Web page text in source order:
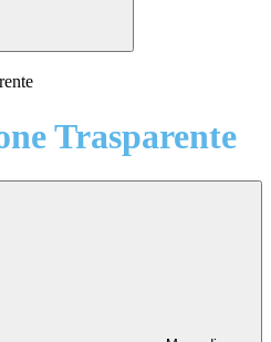
Trasparente